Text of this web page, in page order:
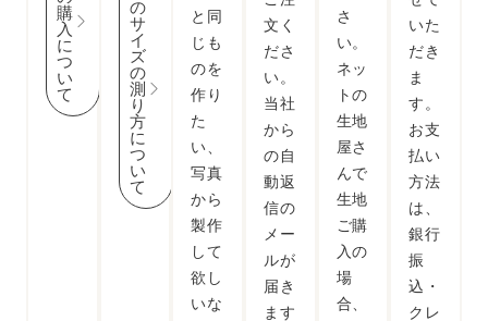
購
入
に
つ
い
て
の
サ
イ
ズ
の
測
り
方
に
つ
い
て
と同
じも
のを
作り
た
い、
写真
から
製作
して
欲し
いな
文く
ださ
い。
当社
から
の自
動返
信の
メー
ルが
届き
ます
さ
い。
ネッ
トの
生地
屋さ
んで
生地
ご購
入の
場
合、
いた
だき
ま
す。
お支
払い
方法
は、
銀行
振
込・
クレ